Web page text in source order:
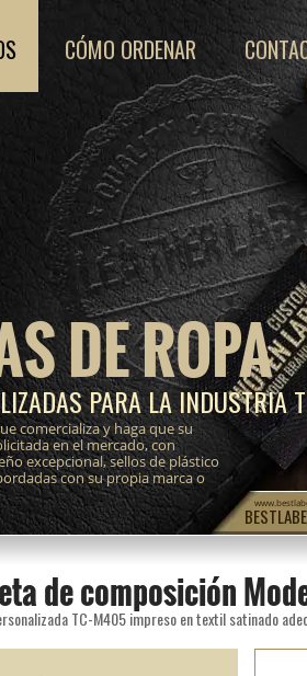
DE ROPA
PARA LA INDUSTRIA
comercializa y haga que su
en el mercado, con
excepcional, sellos de plástico
con su propia marca o
CÓMO ORDENAR
de composición
TC-M405 impreso en textil satinado